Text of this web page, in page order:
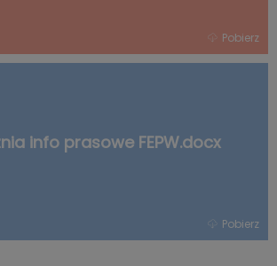
Pobierz
info prasowe FEPW.docx
Pobierz